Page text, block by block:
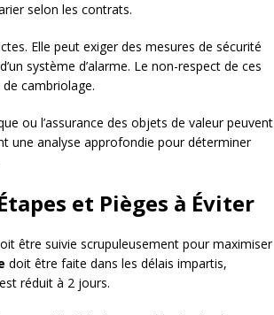
selon les contrats.
Elle peut exiger des mesures de sécurité
système d’alarme. Le non-respect de ces
cambriolage.
ou l’assurance des objets de valeur peuvent
une analyse approfondie pour déterminer
et Pièges à Éviter
être suivie scrupuleusement pour maximiser
doit être faite dans les délais impartis,
réduit à 2 jours.